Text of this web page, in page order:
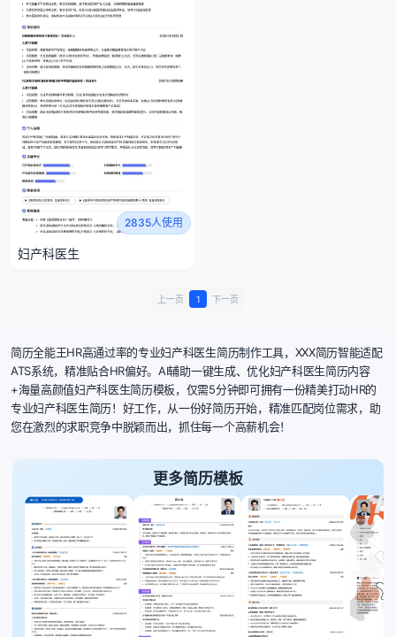
2835人使用
妇产科医生
上一页 1 下一页
简历全能王HR高通过率的专业妇产科医生简历制作工具，XXX简历智能适配
ATS系统，精准贴合HR偏好。AI辅助一键生成、优化妇产科医生简历内容
+海量高颜值妇产科医生简历模板，仅需5分钟即可拥有一份精美打动HR的
专业妇产科医生简历！好工作，从一份好简历开始，精准匹配岗位需求，助
您在激烈的求职竞争中脱颖而出，抓住每一个高薪机会！
更多简历模板